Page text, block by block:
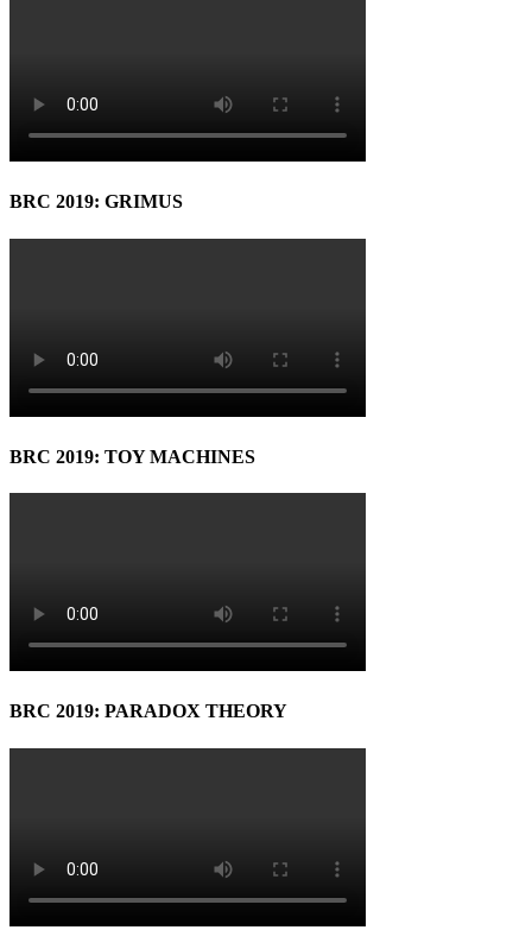
BRC 2019: GRIMUS
BRC 2019: TOY MACHINES
BRC 2019: PARADOX THEORY